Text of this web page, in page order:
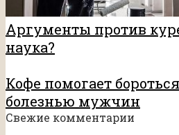
Аргументы против
наука?
Кофе помогает
болезнью мужчин
Свежие комментарии